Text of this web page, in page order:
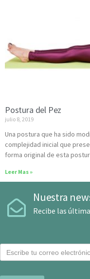
Postura del Pez
julio 8, 2019
Una postura que ha sido
complejidad inicial que
forma original de esta
Leer Mas »
Nuestra
Recibe las
o